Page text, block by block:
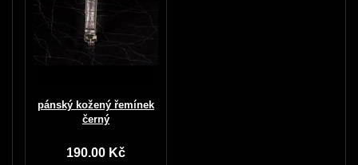
pánský kožený řemínek
černý
190.00 Kč